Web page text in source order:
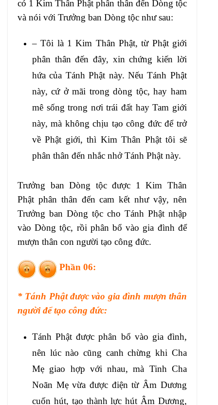
có 1 Kim Thân Phật phân thân đến Dòng tộc
và nói với Trưởng ban Dòng tộc như sau:
– Tôi là 1 Kim Thân Phật, từ Phật giới
phân thân đến đây, xin chứng kiến lời
hứa của Tánh Phật này. Nếu Tánh Phật
này, cứ ở mãi trong dòng tộc, hay ham
mê sống trong nơi trái đất hay Tam giới
này, mà không chịu tạo công đức để trở
về Phật giới, thì Kim Thân Phật tôi sẽ
phân thân đến nhắc nhở Tánh Phật này.
Trưởng ban Dòng tộc được 1 Kim Thân
Phật phân thân đến cam kết như vậy, nên
Trưởng ban Dòng tộc cho Tánh Phật nhập
vào Dòng tộc, rồi phân bổ vào gia đình để
mượn thân con người tạo công đức.
Phần 06:
* Tánh Phật được vào gia đình mượn thân
người để tạo công đức:
Tánh Phật được phân bổ vào gia đình,
nên lúc nào cũng canh chừng khi Cha
Mẹ giao hợp với nhau, mà Tinh Cha
Noãn Mẹ vừa được điện từ Âm Dương
cuốn hút, tạo thành lực hút Âm Dương,